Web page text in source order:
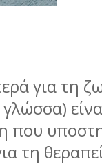
για τη
που
τη